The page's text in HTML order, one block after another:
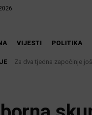
VIJESTI POLITIKA
Za dva tjedna započinje još
U Županji održana Ljetna